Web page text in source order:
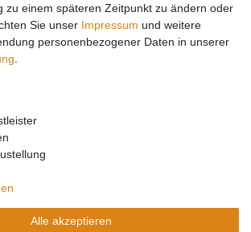
zu einem späteren Zeitpunkt zu ändern oder
Sie unser Impressum und weitere
personenbezogener Daten in unserer
Alle akzeptieren